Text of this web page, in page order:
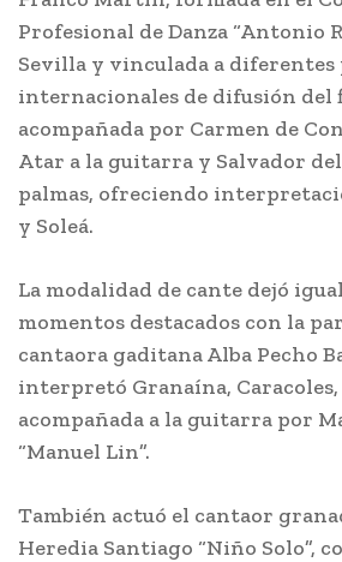
Profesional de Danza “Antonio
Sevilla y vinculada a
internacionales de difusión del
acompañada por Carmen de
Atar a la guitarra y Salvador del
palmas, ofreciendo
y Soleá.
La modalidad de cante dejó
momentos destacados con la
cantaora gaditana Alba Pecho
interpretó Granaína,
acompañada a la guitarra por
“Manuel Lin”.
También actuó el cantaor
Heredia Santiago “Niño Solo”,